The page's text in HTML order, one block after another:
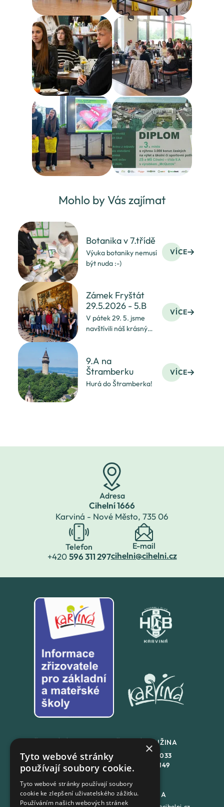
Mohlo by Vás zajímat
Botanika v 7.třídě
Výuka botaniky nemusí
být nuda :-)
VÍCE
Zámek Fryštát
29.5.2026 - 5.B
V pátek 29. 5. jsme
navštívili náš krásný
VÍCE
9.A na
Štramberku
Hurá do Štramberka!
VÍCE
Adresa
Cihelní 1666
Karviná - Nové Město, 735 06
Telefon
+420596 311 297
E-mail
cihelni@cihelni.cz
+420558 846 032
+420702 167 150
ŠKOLNÍ DRUŽINA
558 846 033
+420
702 167 149
DATOVÁ SCHRÁNKA PODATELNA
×
Tyto webové stránky
používají soubory cookie.
Tyto webové stránky používají soubory
cookie ke zlepšení uživatelského zážitku.
Používáním našich webových stránek